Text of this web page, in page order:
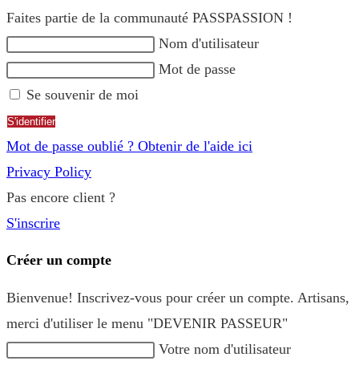
Faites partie de la communauté PASSPASSION !
Nom d'utilisateur
Mot de passe
Se souvenir de moi
S'identifier
Mot de passe oublié ? Obtenir de l'aide ici
Privacy Policy
Pas encore client ?
S'inscrire
Créer un compte
Bienvenue! Inscrivez-vous pour créer un compte. Artisans,
merci d'utiliser le menu "DEVENIR PASSEUR"
Votre nom d'utilisateur